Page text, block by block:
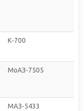
К-700
МоАЗ-7505
МАЗ-5433